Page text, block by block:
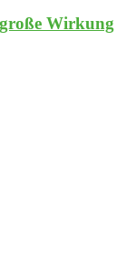
Wirkung